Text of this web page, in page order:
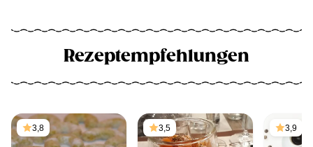
Rezeptempfehlungen
3,8 3,5 3,9